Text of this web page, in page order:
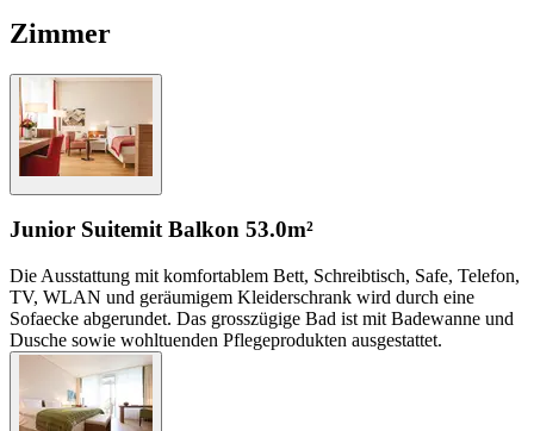
Zimmer
Junior Suitemit Balkon 53.0m²
Die Ausstattung mit komfortablem Bett, Schreibtisch, Safe, Telefon,
TV, WLAN und geräumigem Kleiderschrank wird durch eine
Sofaecke abgerundet. Das grosszügige Bad ist mit Badewanne und
Dusche sowie wohltuenden Pflegeprodukten ausgestattet.